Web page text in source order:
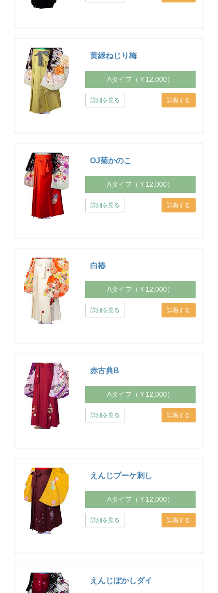
黄緑ねじり梅
Aタイプ（￥12,000）
詳細を見る
OJ菊かのこ
Aタイプ（￥12,000）
詳細を見る
白椿
Aタイプ（￥12,000）
詳細を見る
赤古典B
Aタイプ（￥12,000）
詳細を見る
えんじブーケ刺し
Aタイプ（￥12,000）
詳細を見る
えんじぼかしダイ